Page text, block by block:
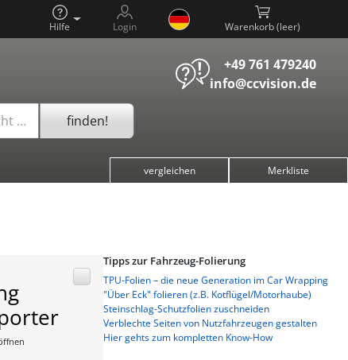
Hilfe Login Warenkorb ( )
+49 761 479240
info@ccvision.de
… finden!
vergleichen Merkliste
Tipps zur Fahrzeug-Folierung
TPU-Folien – die neue Generation im Car Wrapping
"Über Eck" folieren (z.B. Kotflügel/Motorhaube)
Steinschlag-Schutzfolien zuschneiden
Verblechte Seiten von Nutzfahrzeugen gestalten
Hier gehts zum kompletten Know-How